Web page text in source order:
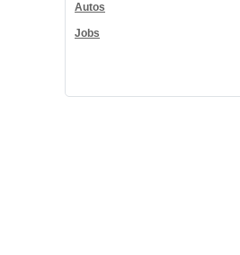
Autos
Jobs